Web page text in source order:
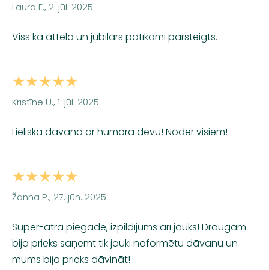
Laura E., 2. jūl. 2025
Viss kā attēlā un jubilārs patīkami pārsteigts.
★★★★★
Kristīne U., 1. jūl. 2025
Lieliska dāvana ar humora devu! Noder visiem!
★★★★★
Žanna P., 27. jūn. 2025
Super-ātra piegāde, izpildījums arī jauks! Draugam
bija prieks saņemt tik jauki noformētu dāvanu un
mums bija prieks dāvināt!